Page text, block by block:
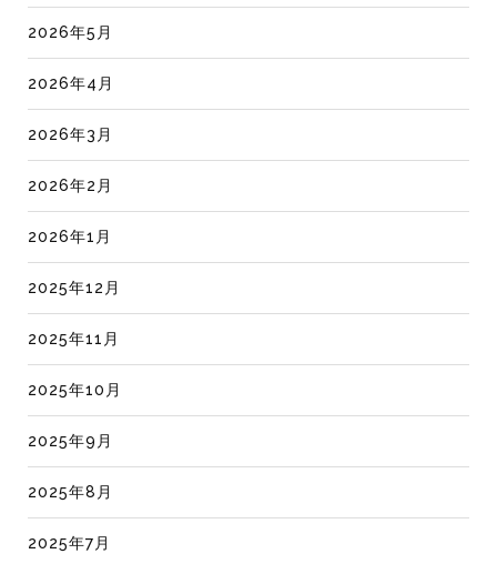
2026年5月
2026年4月
2026年3月
2026年2月
2026年1月
2025年12月
2025年11月
2025年10月
2025年9月
2025年8月
2025年7月